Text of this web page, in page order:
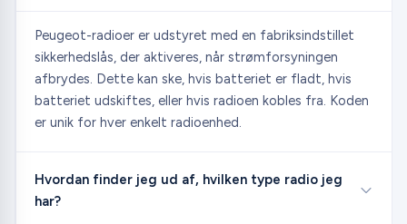
Peugeot-radioer er udstyret med en fabriksindstillet
sikkerhedslås, der aktiveres, når strømforsyningen
afbrydes. Dette kan ske, hvis batteriet er fladt, hvis
batteriet udskiftes, eller hvis radioen kobles fra. Koden
er unik for hver enkelt radioenhed.
Hvordan finder jeg ud af, hvilken type radio jeg
har?